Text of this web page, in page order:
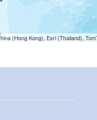
(Hong Kong), Esri (Thailand),